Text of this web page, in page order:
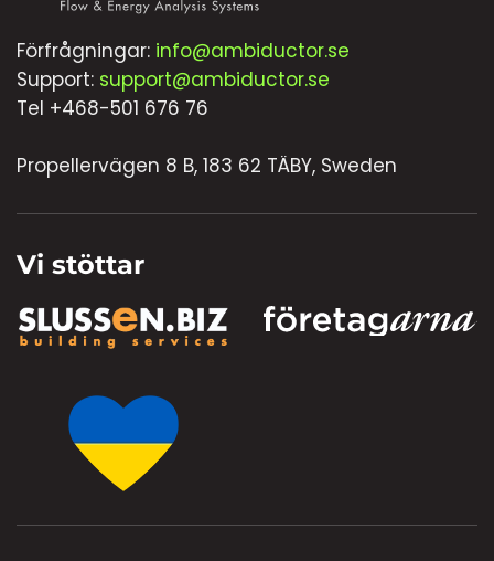
Förfrågningar: info@ambiductor.se
Support: support@ambiductor.se
Tel +468-501 676 76
Propellervägen 8 B, 183 62 TÄBY, Sweden
Vi stöttar